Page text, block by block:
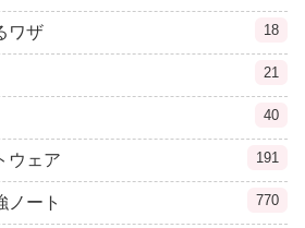
ワザ 18
21
40
ウェア 191
ノート 770